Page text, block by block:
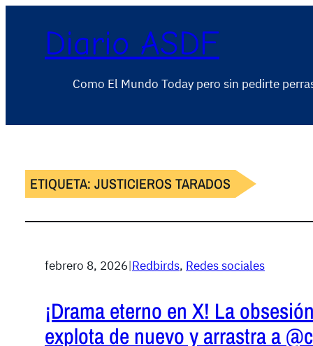
Diario ASDF
Como El Mundo Today pero sin pedirte
ETIQUETA:JUSTICIEROS TARADOS
febrero 8, 2026|Redbirds, Redes sociales
¡Drama eterno en X! La
explota de nuevo y arrastra a